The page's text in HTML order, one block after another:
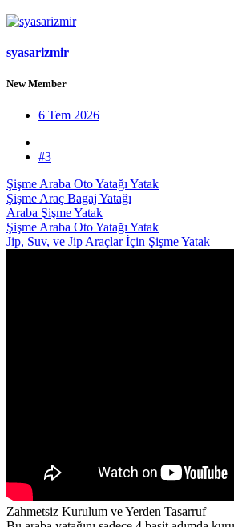
syasarizmir
New Member
6 Tem 2026
#3
Şişme Araba Oto Yatağı Yatak
Şişme Araç Bagaj Yatağı
Araba Şişme Yatak
Şişme Araba Oto Yatağı Yatak
Jip, Suv, ve Jip Araçlar İçin Şişme Yatak
Zahmetsiz Kurulum ve Yerden Tasarruf